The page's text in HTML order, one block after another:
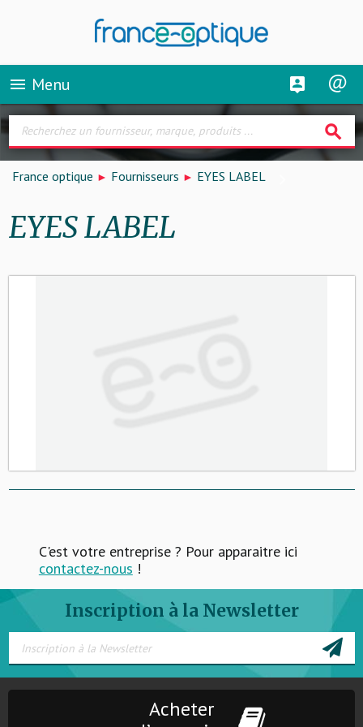
menu Menu
search
France optique Fournisseurs EYES LABEL
EYES LABEL
C'est votre entreprise ? Pour apparaitre ici
contactez-nous !
Inscription à la Newsletter
Acheter